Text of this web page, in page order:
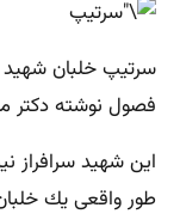
سرتیپ خلبان شهید
فصول نوشته دکتر
این شهید سرافراز
طور واقعی یك